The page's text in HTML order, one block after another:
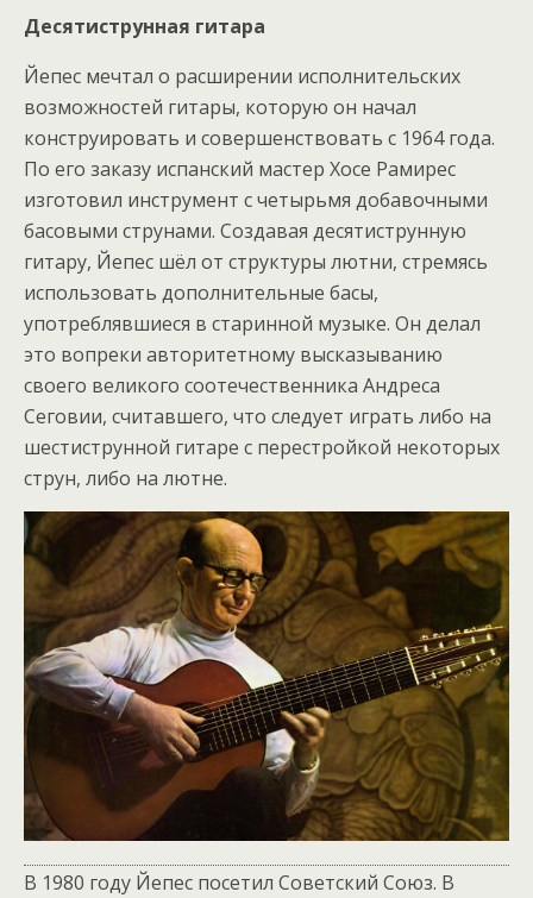
Десятиструнная гитара
Йепес мечтал о расширении исполнительских
возможностей гитары, которую он начал
конструировать и совершенствовать с 1964 года.
По его заказу испанский мастер Хосе Рамирес
изготовил инструмент с четырьмя добавочными
басовыми струнами. Создавая десятиструнную
гитару, Йепес шёл от структуры лютни, стремясь
использовать дополнительные басы,
употреблявшиеся в старинной музыке. Он делал
это вопреки авторитетному высказыванию
своего великого соотечественника Андреса
Сеговии, считавшего, что следует играть либо на
шестиструнной гитаре с перестройкой некоторых
струн, либо на лютне.
В 1980 году Йепес посетил Советский Союз. В